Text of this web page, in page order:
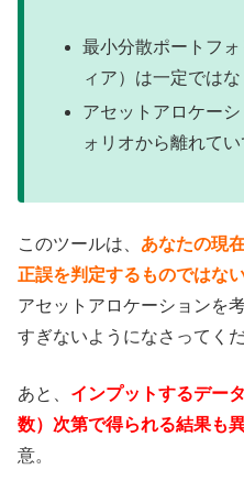
最小分散ポートフ
ィア）は一定では
アセットアロケー
ォリオから離れて
このツールは、 あなたの現
正誤を判定するものではな
アセットアロケーションを
すぎないようになさってくだ
あと、 インプットするデー
数）次第で得られる結果も
意。